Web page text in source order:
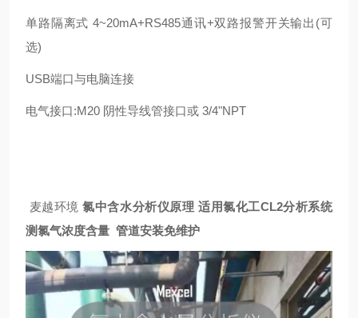
单路隔离式 4~20mA+RS485通讯+双路报警开关输出(可
选)
USB端口与电脑连接
电气接口:M20 阴性导线管接口或 3/4"NPT
麦越环境氯中含水分析仪原理 适用氯化工CL2分析系统
测氯气浓度含量 管道安装免维护